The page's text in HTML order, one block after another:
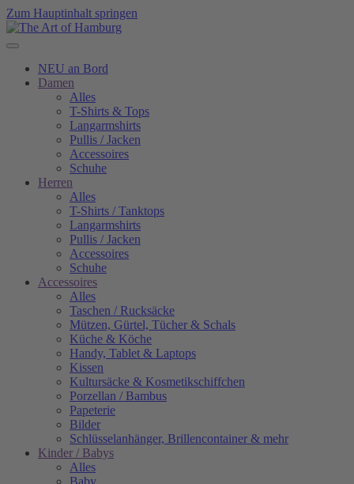
Zum Hauptinhalt springen
NEU an Bord
Damen
Alles
T-Shirts & Tops
Langarmshirts
Pullis / Jacken
Accessoires
Schuhe
Herren
Alles
T-Shirts / Tanktops
Langarmshirts
Pullis / Jacken
Accessoires
Schuhe
Accessoires
Alles
Taschen / Rucksäcke
Mützen, Gürtel, Tücher & Schals
Küche & Köche
Handy, Tablet & Laptops
Kissen
Kultursäcke & Kosmetikschiffchen
Porzellan / Bambus
Papeterie
Bilder
Schlüsselanhänger, Brillencontainer & mehr
Kinder / Babys
Alles
Baby